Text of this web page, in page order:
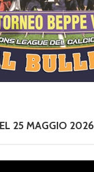
25 MAGGIO 2026